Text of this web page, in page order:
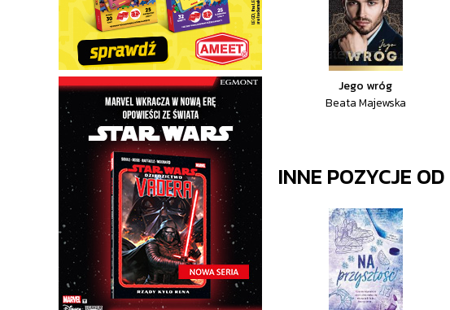
Jego wróg
Beata Majewska
INNE POZYCJE OD